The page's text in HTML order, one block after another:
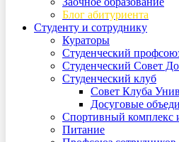
Блог абитуриента
Студенту и сотруднику
Кураторы
Студенческий
Студенческий Совет
Студенческий клуб
Совет Клуба
Досуговые
Спортивный комплекс
Питание